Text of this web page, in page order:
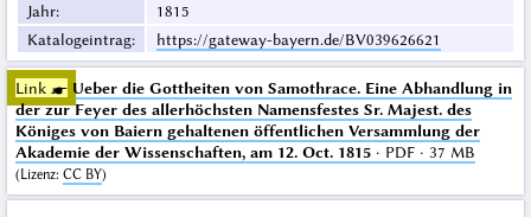
Jahr:
1815
Katalogeintrag: https://gateway-bayern.de/BV039626621
Link ☛ Ueber die Gottheiten von Samothrace. Eine Abhandlung in
der zur Feyer des allerhöchsten Namensfestes Sr. Majest. des
Königes von Baiern gehaltenen öffentlichen Versammlung der
Akademie der Wissenschaften, am 12. Oct. 1815· PDF · 37 MB
(Lizenz: CC BY)